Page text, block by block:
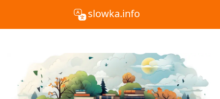
slowka.info